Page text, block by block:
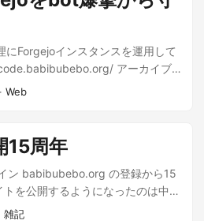
にForgejoインスタンスを運用して
アーカイブ
ばらく何事もなく運用していたの
でダウンロードできるやつ)が大量
がゴリゴリ減っていったよう
アクセスされる時に動的に生成さ
調べるとほぼすべてbotによるア
· Web
15周年
ン babibubebo.org の登録から15
を公開するようになったのは中学
トカードブランド系プリペイドカ
雑記